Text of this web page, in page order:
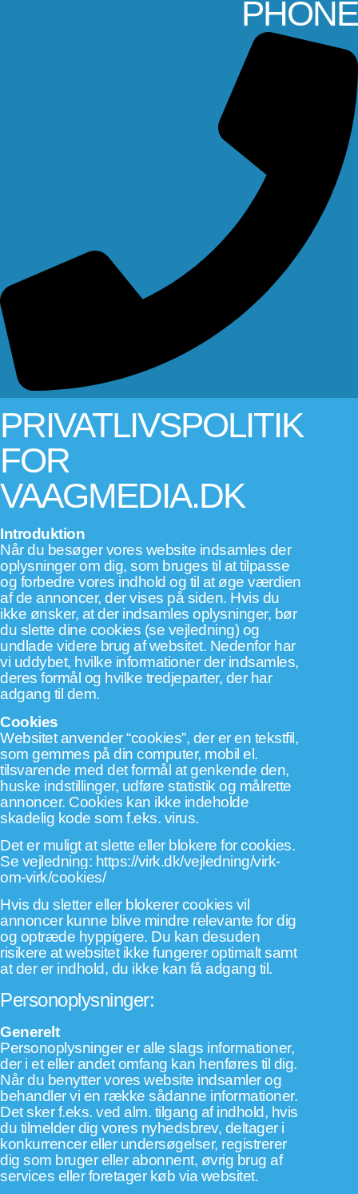
PHONE
PRIVATLIVSPOLITIK
FOR
VAAGMEDIA.DK
Introduktion
Når du besøger vores website indsamles der
oplysninger om dig, som bruges til at tilpasse
og forbedre vores indhold og til at øge værdien
af de annoncer, der vises på siden. Hvis du
ikke ønsker, at der indsamles oplysninger, bør
du slette dine cookies (se vejledning) og
undlade videre brug af websitet. Nedenfor har
vi uddybet, hvilke informationer der indsamles,
deres formål og hvilke tredjeparter, der har
adgang til dem.
Cookies
Websitet anvender “cookies”, der er en tekstfil,
som gemmes på din computer, mobil el.
tilsvarende med det formål at genkende den,
huske indstillinger, udføre statistik og målrette
annoncer. Cookies kan ikke indeholde
skadelig kode som f.eks. virus.
Det er muligt at slette eller blokere for cookies.
Se vejledning: https://virk.dk/vejledning/virk-
om-virk/cookies/
Hvis du sletter eller blokerer cookies vil
annoncer kunne blive mindre relevante for dig
og optræde hyppigere. Du kan desuden
risikere at websitet ikke fungerer optimalt samt
at der er indhold, du ikke kan få adgang til.
Personoplysninger:
Generelt
Personoplysninger er alle slags informationer,
der i et eller andet omfang kan henføres til dig.
Når du benytter vores website indsamler og
behandler vi en række sådanne informationer.
Det sker f.eks. ved alm. tilgang af indhold, hvis
du tilmelder dig vores nyhedsbrev, deltager i
konkurrencer eller undersøgelser, registrerer
dig som bruger eller abonnent, øvrig brug af
services eller foretager køb via websitet.